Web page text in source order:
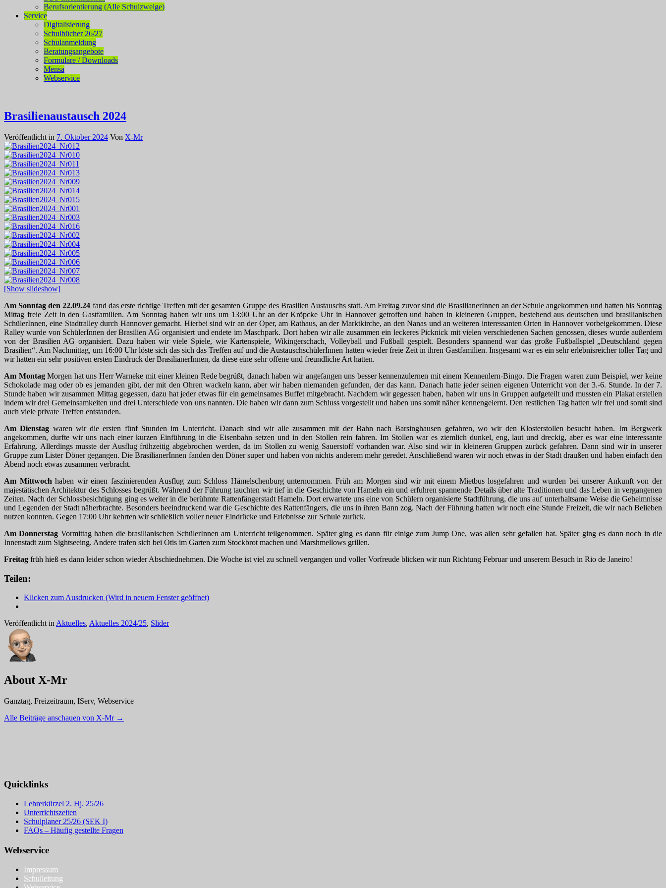
Berufsorientierung (Alle Schulzweige)
Service
Digitalisierung
Schulbücher 26/27
Schulanmeldung
Beratungsangebote
Formulare / Downloads
Mensa
Webservice
Brasilienaustausch 2024
Veröffentlicht in 7. Oktober 2024 Von X-Mr
[Show slideshow]
Am Sonntag den 22.09.24 fand das erste richtige Treffen mit der gesamten Gruppe des Brasilien Austauschs statt. Am Freitag zuvor sind die BrasilianerInnen an der Schule angekommen und hatten bis Sonntag
Mittag freie Zeit in den Gastfamilien. Am Sonntag haben wir uns um 13:00 Uhr an der Kröpcke Uhr in Hannover getroffen und haben in kleineren Gruppen, bestehend aus deutschen und brasilianischen
SchülerInnen, eine Stadtralley durch Hannover gemacht. Hierbei sind wir an der Oper, am Rathaus, an der Marktkirche, an den Nanas und an weiteren interessanten Orten in Hannover vorbeigekommen. Diese
Ralley wurde von SchülerInnen der Brasilien AG organisiert und endete im Maschpark. Dort haben wir alle zusammen ein leckeres Picknick mit vielen verschiedenen Sachen genossen, dieses wurde außerdem
von der Brasilien AG organisiert. Dazu haben wir viele Spiele, wie Kartenspiele, Wikingerschach, Volleyball und Fußball gespielt. Besonders spannend war das große Fußballspiel „Deutschland gegen
Brasilien“. Am Nachmittag, um 16:00 Uhr löste sich das sich das Treffen auf und die AustauschschülerInnen hatten wieder freie Zeit in ihren Gastfamilien. Insgesamt war es ein sehr erlebnisreicher toller Tag und
wir hatten ein sehr positiven ersten Eindruck der BrasilianerInnen, da diese eine sehr offene und freundliche Art hatten.
Am MontagMorgen hat uns Herr Warneke mit einer kleinen Rede begrüßt, danach haben wir angefangen uns besser kennenzulernen mit einem Kennenlern-Bingo. Die Fragen waren zum Beispiel, wer keine
Schokolade mag oder ob es jemanden gibt, der mit den Ohren wackeln kann, aber wir haben niemanden gefunden, der das kann. Danach hatte jeder seinen eigenen Unterricht von der 3.-6. Stunde. In der 7.
Stunde haben wir zusammen Mittag gegessen, dazu hat jeder etwas für ein gemeinsames Buffet mitgebracht. Nachdem wir gegessen haben, haben wir uns in Gruppen aufgeteilt und mussten ein Plakat erstellen
indem wir drei Gemeinsamkeiten und drei Unterschiede von uns nannten. Die haben wir dann zum Schluss vorgestellt und haben uns somit näher kennengelernt. Den restlichen Tag hatten wir frei und somit sind
auch viele private Treffen entstanden.
Am Dienstag waren wir die ersten fünf Stunden im Unterricht. Danach sind wir alle zusammen mit der Bahn nach Barsinghausen gefahren, wo wir den Klosterstollen besucht haben. Im Bergwerk
angekommen, durfte wir uns nach einer kurzen Einführung in die Eisenbahn setzen und in den Stollen rein fahren. Im Stollen war es ziemlich dunkel, eng, laut und dreckig, aber es war eine interessante
Erfahrung. Allerdings musste der Ausflug frühzeitig abgebrochen werden, da im Stollen zu wenig Sauerstoff vorhanden war. Also sind wir in kleineren Gruppen zurück gefahren. Dann sind wir in unserer
Gruppe zum Lister Döner gegangen. Die BrasilianerInnen fanden den Döner super und haben von nichts anderem mehr geredet. Anschließend waren wir noch etwas in der Stadt draußen und haben einfach den
Abend noch etwas zusammen verbracht.
Am Mittwoch haben wir einen faszinierenden Ausflug zum Schloss Hämelschenburg unternommen. Früh am Morgen sind wir mit einem Mietbus losgefahren und wurden bei unserer Ankunft von der
majestätischen Architektur des Schlosses begrüßt. Während der Führung tauchten wir tief in die Geschichte von Hameln ein und erfuhren spannende Details über alte Traditionen und das Leben in vergangenen
Zeiten. Nach der Schlossbesichtigung ging es weiter in die berühmte Rattenfängerstadt Hameln. Dort erwartete uns eine von Schülern organisierte Stadtführung, die uns auf unterhaltsame Weise die Geheimnisse
und Legenden der Stadt näherbrachte. Besonders beeindruckend war die Geschichte des Rattenfängers, die uns in ihren Bann zog. Nach der Führung hatten wir noch eine Stunde Freizeit, die wir nach Belieben
nutzen konnten. Gegen 17:00 Uhr kehrten wir schließlich voller neuer Eindrücke und Erlebnisse zur Schule zurück.
Am Donnerstag Vormittag haben die brasilianischen SchülerInnen am Unterricht teilgenommen. Später ging es dann für einige zum Jump One, was allen sehr gefallen hat. Später ging es dann noch in die
Innenstadt zum Sightseeing. Andere trafen sich bei Otis im Garten zum Stockbrot machen und Marshmellows grillen.
Freitag früh hieß es dann leider schon wieder Abschiednehmen. Die Woche ist viel zu schnell vergangen und voller Vorfreude blicken wir nun Richtung Februar und unserem Besuch in Rio de Janeiro!
Teilen:
Klicken zum Ausdrucken (Wird in neuem Fenster geöffnet)
Veröffentlicht in Aktuelles, Aktuelles 2024/25, Slider
About X-Mr
Ganztag, Freizeitraum, IServ, Webservice
Alle Beiträge anschauen von X-Mr →
Quicklinks
Lehrerkürzel 2. Hj. 25/26
Unterrichtszeiten
Schulplaner 25/26 (SEK I)
FAQs – Häufig gestellte Fragen
Webservice
Impressum
Schulleitung